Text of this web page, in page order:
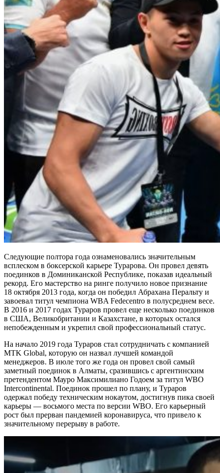
Следующие полтора года ознаменовались значительным
всплеском в боксерской карьере Турарова. Он провел девять
поединков в Доминиканской Республике, показав идеальный
рекорд. Его мастерство на ринге получило новое признание
18 октября 2013 года, когда он победил Абрахана Перальту и
завоевал титул чемпиона WBA Fedecentro в полусреднем весе.
В 2016 и 2017 годах Тураров провел еще несколько поединков
в США, Великобритании и Казахстане, в которых остался
непобежденным и укрепил свой профессиональный статус.
На начало 2019 года Тураров стал сотрудничать с компанией
MTK Global, которую он назвал лучшей командой
менеджеров. В июле того же года он провел свой самый
заметный поединок в Алматы, сразившись с аргентинским
претендентом Мауро Максимилиано Годоем за титул WBO
Intercontinental. Поединок прошел по плану, и Тураров
одержал победу техническим нокаутом, достигнув пика своей
карьеры — восьмого места по версии WBO. Его карьерный
рост был прерван пандемией коронавируса, что привело к
значительному перерыву в работе.